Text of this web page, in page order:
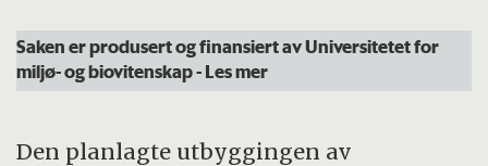
Saken er produsert og finansiert av Universitetet for
miljø- og biovitenskap- Les mer
Den planlagte utbyggingen av